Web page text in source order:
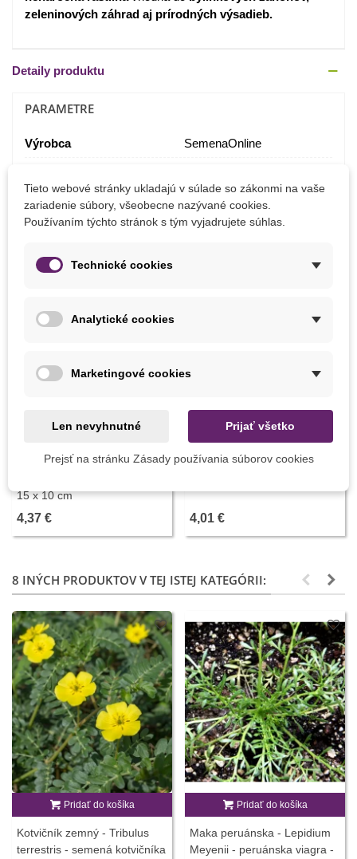
zeleninových záhrad aj prírodných výsadieb.
Detaily produktu
PARAMETRE
Výrobca SemenaOnline
MOHLI BYSTE EŠTE POTREBOVAŤ
15 x 10 cm
4,37 € 4,01 €
8 INÝCH PRODUKTOV V TEJ ISTEJ KATEGÓRII:
Pridať do košíka
Kotvičník zemný - Tribulus
terrestris - semená kotvičníka
Pridať do košíka
Maka peruánska - Lepidium
Meyenii - peruánska viagra -
Tieto webové stránky ukladajú v súlade so zákonmi na vaše
zariadenie súbory, všeobecne nazývané cookies.
Používaním týchto stránok s tým vyjadrujete súhlas.
Technické cookies
Analytické cookies
Marketingové cookies
Len nevyhnutné Prijať všetko
Prejsť na stránku Zásady používania súborov cookies